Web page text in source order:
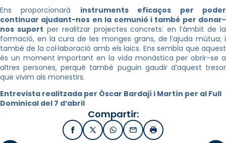
Ens proporcionarà instruments eficaços per poder
continuar ajudant-nos en la comunió i també per donar-
nos suport per realitzar projectes concrets: en l‘àmbit de la
formació, en la cura de les monges grans, de l’ajuda mútua; i
també de la col·laboració amb els laics. Ens sembla que aquest
és un moment important en la vida monàstica per obrir-se a
altres persones, perquè també puguin gaudir d’aquest tresor
que vivim als monestirs.
Entrevista realitzada per Òscar Bardají i Martín per al Full
Dominical del 7 d’abril
Compartir:
FacebookX / TwitterWhatsApp
EmailImprimir